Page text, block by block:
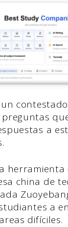
un
a
herramienta
china de
a
difíciles.